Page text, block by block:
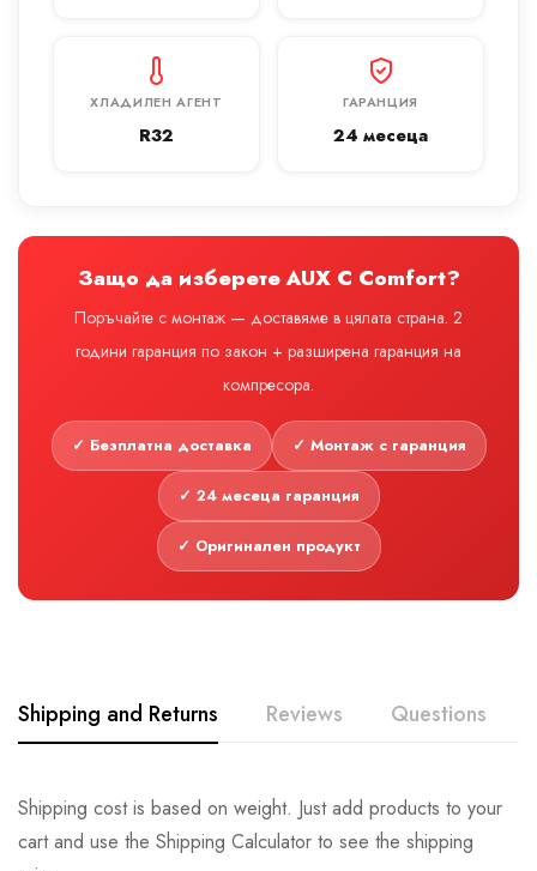
ХЛАДИЛЕН АГЕНТ
R32
ГАРАНЦИЯ
24 месеца
Защо да изберете AUX C Comfort?
Поръчайте с монтаж — доставяме в цялата страна. 2
години гаранция по закон + разширена гаранция на
компресора.
✓ Безплатна доставка ✓ Монтаж с гаранция
✓ 24 месеца гаранция
✓ Оригинален продукт
Shipping and Returns Reviews Questions
Shipping cost is based on weight. Just add products to your
cart and use the Shipping Calculator to see the shipping